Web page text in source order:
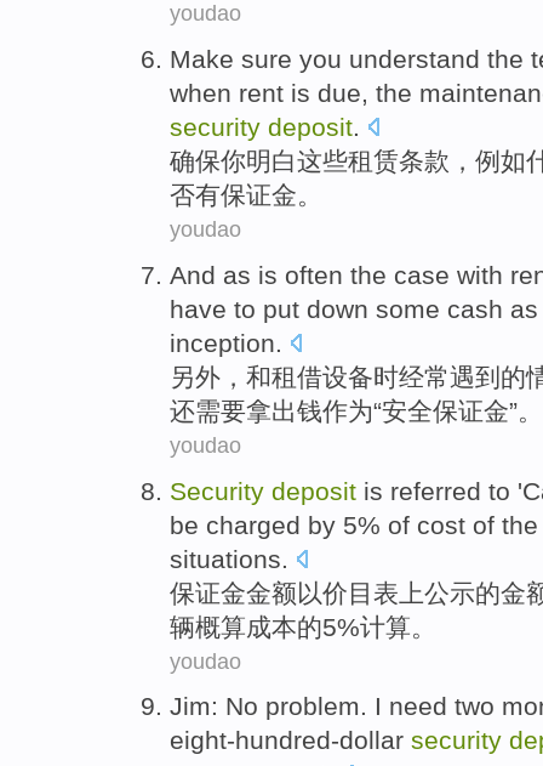
youdao
Make sure you understand the
when rent is due, the
security deposit.
确保你明白这些租赁条款 ， 例如
否有保证金。
youdao
And as is often the case with
have to put down some cash as
inception.
另外， 和租借设备时经常遇到 的
还需要拿出钱作为“安全保证金”。
youdao
Security deposit is referred to
be charged by 5% of cost of
situations
保证金金额 以价目表 上公示的金
辆概算成本的5%计算。
youdao
Jim: No problem. I need two
eight-hundred-dollar security